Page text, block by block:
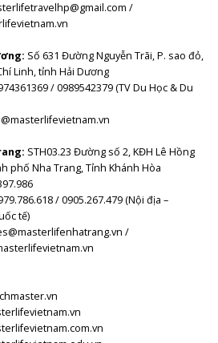
/
Số 631 Đường Nguyễn Trãi, P. sao đỏ,
Linh, tỉnh Hải Dương
/ 0989542379 (TV Du Học & Du
STH03.23 Đường số 2, KĐH Lê Hồng
phố Nha Trang, Tỉnh Khánh Hòa
/ 0905.267.479 (Nội địa –
tế)
/